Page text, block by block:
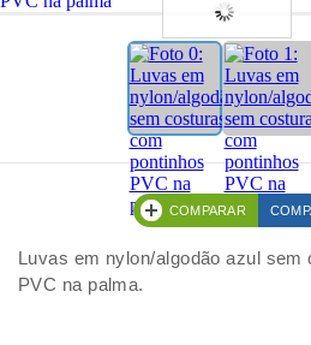
COMPARAR
Luvas em nylon/algodão azul
PVC na palma.